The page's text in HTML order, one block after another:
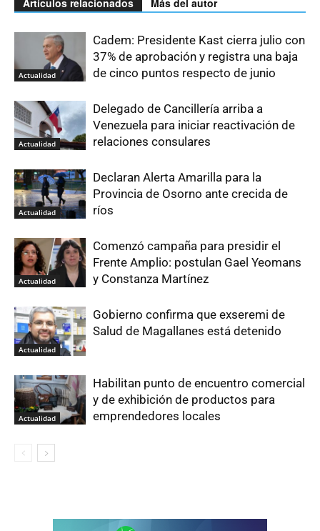
Artículos relacionados Más del autor
Actualidad
Cadem: Presidente Kast cierra julio con
37% de aprobación y registra una baja
de cinco puntos respecto de junio
Actualidad
Delegado de Cancillería arriba a
Venezuela para iniciar reactivación de
relaciones consulares
Actualidad
Declaran Alerta Amarilla para la
Provincia de Osorno ante crecida de
ríos
Actualidad
Comenzó campaña para presidir el
Frente Amplio: postulan Gael Yeomans
y Constanza Martínez
Actualidad
Gobierno confirma que exseremi de
Salud de Magallanes está detenido
Actualidad
Habilitan punto de encuentro comercial
y de exhibición de productos para
emprendedores locales